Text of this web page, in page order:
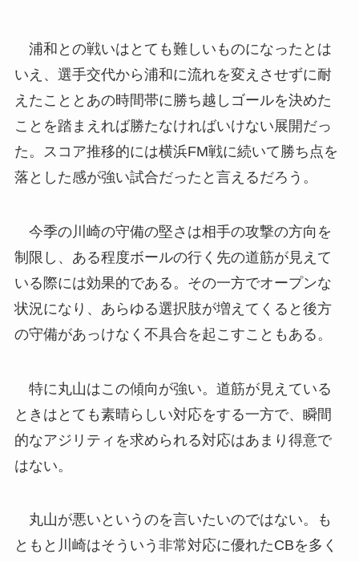
浦和との戦いはとても難しいものになったとは
いえ、選手交代から浦和に流れを変えさせずに耐
えたこととあの時間帯に勝ち越しゴールを決めた
ことを踏まえれば勝たなければいけない展開だっ
た。スコア推移的には横浜FM戦に続いて勝ち点を
落とした感が強い試合だったと言えるだろう。
今季の川崎の守備の堅さは相手の攻撃の方向を
制限し、ある程度ボールの行く先の道筋が見えて
いる際には効果的である。その一方でオープンな
状況になり、あらゆる選択肢が増えてくると後方
の守備があっけなく不具合を起こすこともある。
特に丸山はこの傾向が強い。道筋が見えている
ときはとても素晴らしい対応をする一方で、瞬間
的なアジリティを求められる対応はあまり得意で
はない。
丸山が悪いというのを言いたいのではない。も
ともと川崎はそういう非常対応に優れたCBを多く